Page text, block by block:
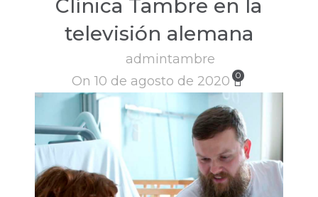
Clínica Tambre en la
televisión alemana
admintambre
On 10 de agosto de 2020
0